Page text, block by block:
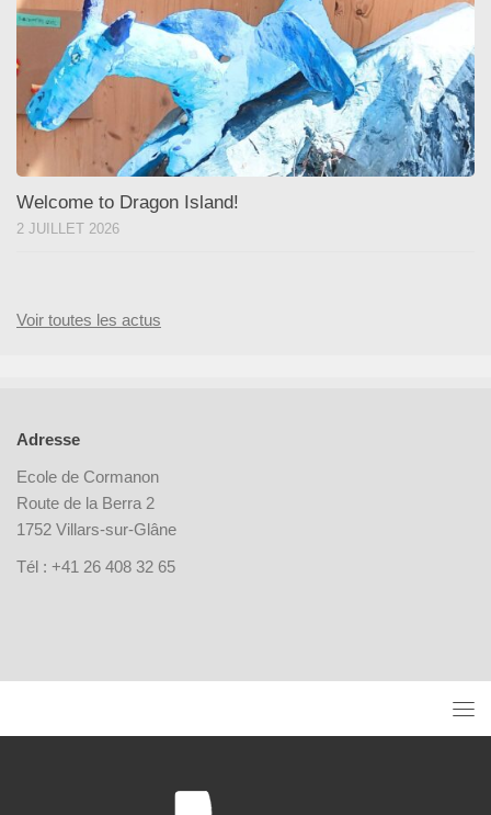
Welcome to Dragon Island!
2 JUILLET 2026
Voir toutes les actus
Adresse
Ecole de Cormanon
Route de la Berra 2
1752 Villars-sur-Glâne
Tél : +41 26 408 32 65